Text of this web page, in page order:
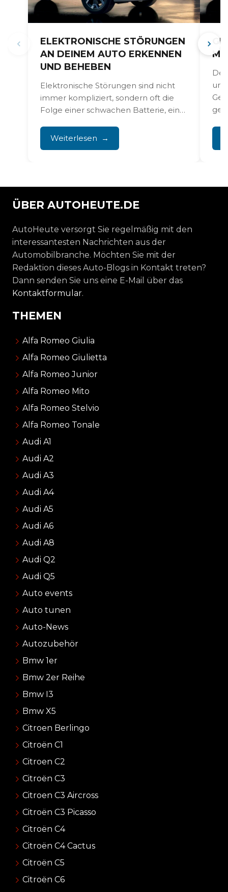
ELEKTRONISCHE STÖRUNGEN
AN DEINEM AUTO ERKENNEN
UND BEHEBEN
Elektronische Störungen sind nicht
immer kompliziert, sondern oft die
Folge einer schwachen Batterie, einer
eines oxidierten Steckers....
Weiterlesen
ÜBER AUTOHEUTE.DE
AutoHeute versorgt Sie regelmäßig mit den
interessantesten Nachrichten aus der
Automobilbranche. Möchten Sie mit der
Redaktion dieses Auto-Blogs in Kontakt treten?
Dann senden Sie uns eine E-Mail über das
Kontaktformular.
THEMEN
Alfa Romeo Giulia
Alfa Romeo Giulietta
Alfa Romeo Junior
Alfa Romeo Mito
Alfa Romeo Stelvio
Alfa Romeo Tonale
Audi A1
Audi A2
Audi A3
Audi A4
Audi A5
Audi A6
Audi A8
Audi Q2
Audi Q5
Auto events
Auto tunen
Auto-News
Autozubehör
Bmw 1er
Bmw 2er Reihe
Bmw I3
Bmw X5
Citroen Berlingo
Citroën C1
Citroen C2
Citroën C3
Citroen C3 Aircross
Citroën C3 Picasso
Citroën C4
Citroën C4 Cactus
Citroën C5
Citroën C6